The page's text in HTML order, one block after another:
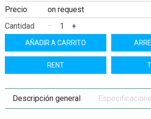
Precio:
on request
Cantidad
– +
AÑADIR A CARRITO
RENT
Descripción general